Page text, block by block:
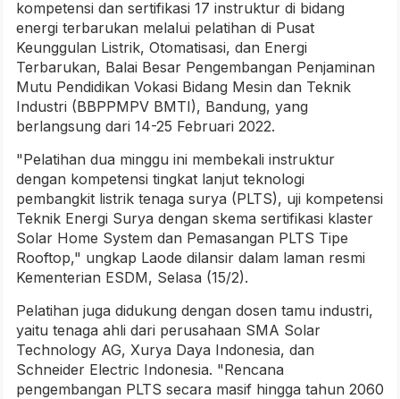
kompetensi dan sertifikasi 17 instruktur di bidang
energi terbarukan melalui pelatihan di Pusat
Keunggulan Listrik, Otomatisasi, dan Energi
Terbarukan, Balai Besar Pengembangan Penjaminan
Mutu Pendidikan Vokasi Bidang Mesin dan Teknik
Industri (BBPPMPV BMTI), Bandung, yang
berlangsung dari 14-25 Februari 2022.
"Pelatihan dua minggu ini membekali instruktur
dengan kompetensi tingkat lanjut teknologi
pembangkit listrik tenaga surya (PLTS), uji kompetensi
Teknik Energi Surya dengan skema sertifikasi klaster
Solar Home System dan Pemasangan PLTS Tipe
Rooftop," ungkap Laode dilansir dalam laman resmi
Kementerian ESDM, Selasa (15/2).
Pelatihan juga didukung dengan dosen tamu industri,
yaitu tenaga ahli dari perusahaan SMA Solar
Technology AG, Xurya Daya Indonesia, dan
Schneider Electric Indonesia. "Rencana
pengembangan PLTS secara masif hingga tahun 2060